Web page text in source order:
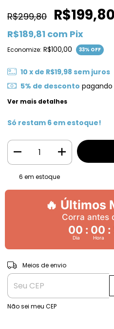
R$299,80 R$199,80
R$189,81 com Pix
Economize: R$100,00 33% OFF
10 x de R$19,98 sem juros
5% de desconto pagando
Ver mais detalhes
Só restam 6 em estoque!
6 em estoque
🔥 Últimos
Corra antes
00 : 00 :
Dia Hora
Entregas para o CEP:
Meios de envio
Não sei meu CEP